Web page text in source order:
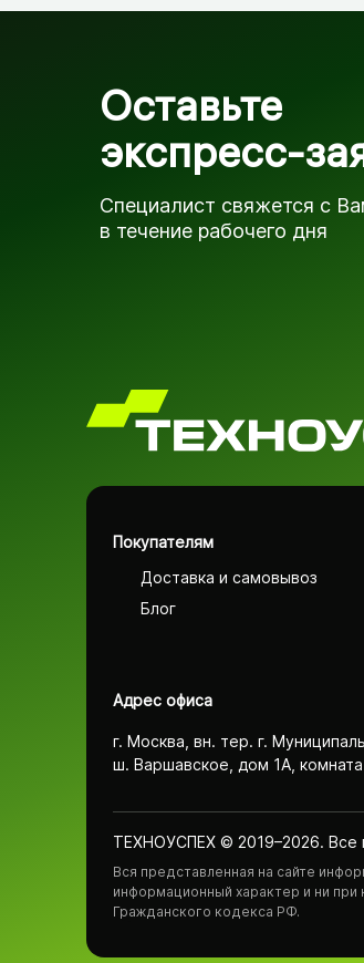
Оставьте
экспресс-
Специалист свяжется с
в течение рабочего дня
Покупателям
Доставка и самовывоз
Блог
Адрес офиса
г. Москва, вн. тер. г.
ш. Варшавское, дом 1А,
ТЕХНОУСПЕХ © 2019–2026. Все
Вся представленная на сайте
информационный характер и ни
Гражданского кодекса РФ.